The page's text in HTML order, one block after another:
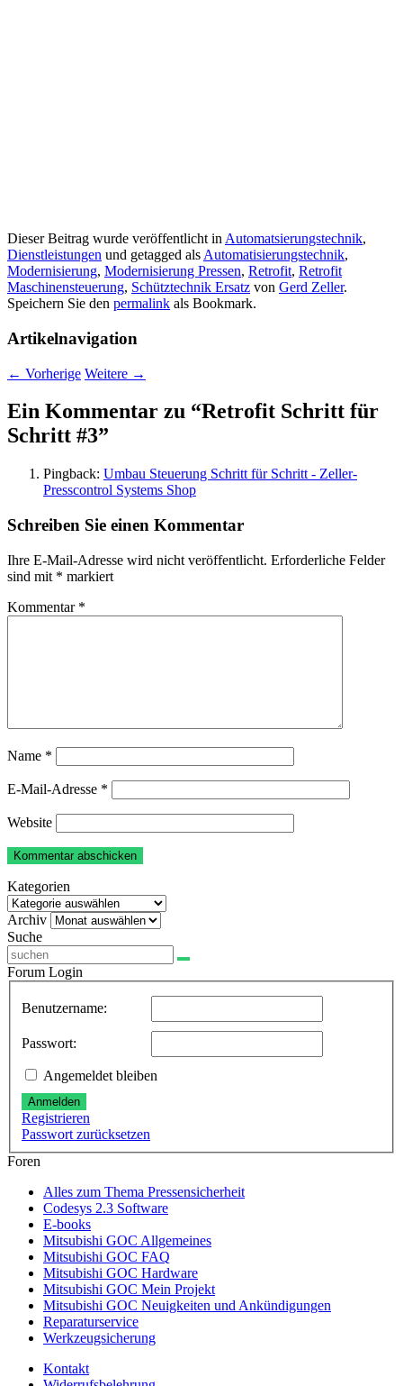
Dieser Beitrag wurde veröffentlicht in Automatsierungstechnik,
Dienstleistungen und getagged als Automatisierungstechnik,
Modernisierung, Modernisierung Pressen, Retrofit, Retrofit
Maschinensteuerung, Schütztechnik Ersatz von Gerd Zeller.
Speichern Sie den permalink als Bookmark.
Artikelnavigation
← Vorherige Weitere →
Ein Kommentar zu “Retrofit Schritt für
Schritt #3”
Pingback: Umbau Steuerung Schritt für Schritt - Zeller-
Presscontrol Systems Shop
Schreiben Sie einen Kommentar
Ihre E-Mail-Adresse wird nicht veröffentlicht. Erforderliche Felder
sind mit * markiert
Kommentar *
Name *
E-Mail-Adresse *
Website
Kategorien
Kategorien
Archiv Archiv
Suche
Forum Login
Benutzername:
Passwort:
Angemeldet bleiben
Anmelden
Registrieren
Passwort zurücksetzen
Foren
Alles zum Thema Pressensicherheit
Codesys 2.3 Software
E-books
Mitsubishi GOC Allgemeines
Mitsubishi GOC FAQ
Mitsubishi GOC Hardware
Mitsubishi GOC Mein Projekt
Mitsubishi GOC Neuigkeiten und Ankündigungen
Reparaturservice
Werkzeugsicherung
Kontakt